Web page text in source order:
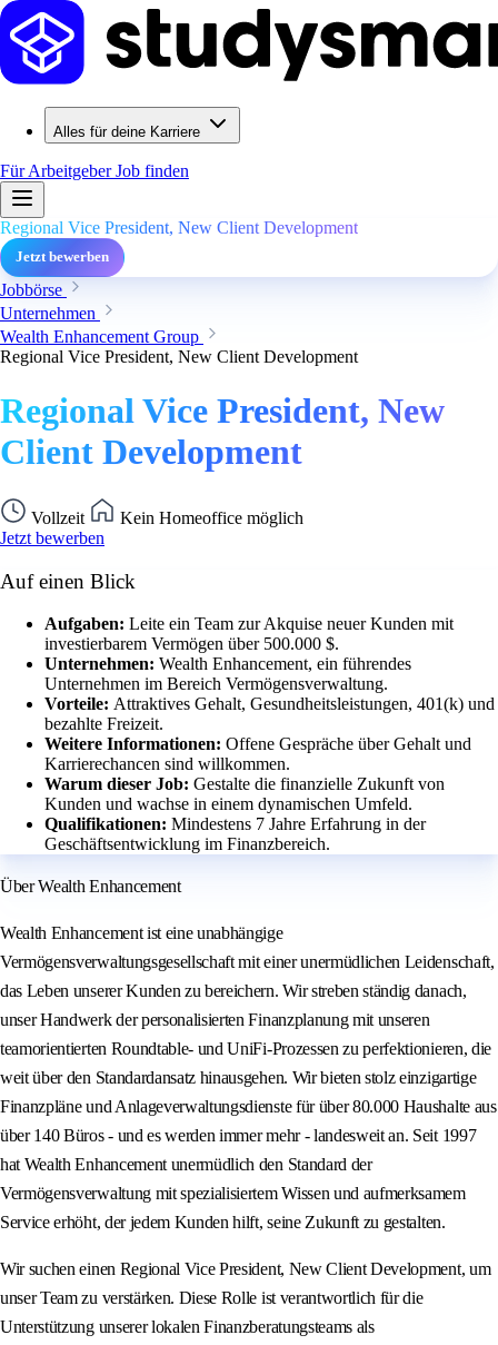
Alles für deine Karriere
Für ArbeitgeberJob finden
Regional Vice President, New Client Development
Jetzt bewerben
Jobbörse
Unternehmen
Wealth Enhancement Group
Regional Vice President, New Client Development
Regional Vice President, New
Client Development
Vollzeit
Kein Homeoffice möglich
Jetzt bewerben
Auf einen Blick
Aufgaben: Leite ein Team zur Akquise neuer Kunden mit
investierbarem Vermögen über 500.000 $.
Unternehmen: Wealth Enhancement, ein führendes
Unternehmen im Bereich Vermögensverwaltung.
Vorteile: Attraktives Gehalt, Gesundheitsleistungen, 401(k) und
bezahlte Freizeit.
Weitere Informationen: Offene Gespräche über Gehalt und
Karrierechancen sind willkommen.
Warum dieser Job: Gestalte die finanzielle Zukunft von
Kunden und wachse in einem dynamischen Umfeld.
Qualifikationen: Mindestens 7 Jahre Erfahrung in der
Geschäftsentwicklung im Finanzbereich.
Über Wealth Enhancement
Wealth Enhancement ist eine unabhängige
Vermögensverwaltungsgesellschaft mit einer unermüdlichen Leidenschaft,
das Leben unserer Kunden zu bereichern. Wir streben ständig danach,
unser Handwerk der personalisierten Finanzplanung mit unseren
teamorientierten Roundtable- und UniFi-Prozessen zu perfektionieren, die
weit über den Standardansatz hinausgehen. Wir bieten stolz einzigartige
Finanzpläne und Anlageverwaltungsdienste für über 80.000 Haushalte aus
über 140 Büros - und es werden immer mehr - landesweit an. Seit 1997
hat Wealth Enhancement unermüdlich den Standard der
Vermögensverwaltung mit spezialisiertem Wissen und aufmerksamem
Service erhöht, der jedem Kunden hilft, seine Zukunft zu gestalten.
Wir suchen einen Regional Vice President, New Client Development, um
unser Team zu verstärken. Diese Rolle ist verantwortlich für die
Unterstützung unserer lokalen Finanzberatungsteams als